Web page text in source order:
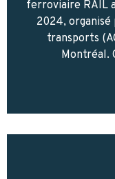
ferroviaire RAIL
2024, organisé
transports
Montréal.